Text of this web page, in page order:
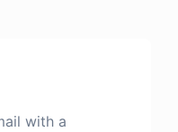
with a